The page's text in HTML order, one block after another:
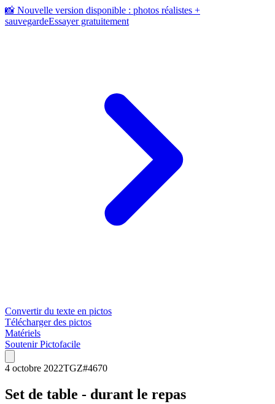
📸 Nouvelle version disponible : photos réalistes +
sauvegardeEssayer gratuitement
Convertir du texte en pictos
Télécharger des pictos
Matériels
Soutenir Pictofacile
4 octobre 2022TGZ#4670
Set de table - durant le repas